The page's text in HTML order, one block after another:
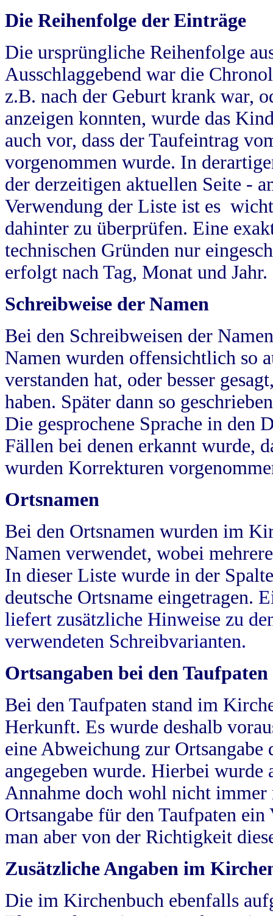
Die Reihenfolge der Einträge
Die ursprüngliche Reihenfolge
Ausschlaggebend war die
z.B. nach der Geburt krank war,
anzeigen konnten, wurde das
auch vor, dass der Taufeintrag
vorgenommen wurde. In
der derzeitigen aktuellen Seite -
Verwendung der Liste ist es
dahinter zu überprüfen. Eine
technischen Gründen nur
erfolgt nach Tag, Monat und Jahr.
Schreibweise der Namen
Bei den Schreibweisen der
Namen wurden offensichtlich so
verstanden hat, oder besser
haben. Später dann so
Die gesprochene Sprache in
Fällen bei denen erkannt wurde,
wurden Korrekturen
Ortsnamen
Bei den Ortsnamen wurden im
Namen verwendet, wobei
In dieser Liste wurde in der
deutsche Ortsname eingetragen.
liefert zusätzliche Hinweise zu
verwendeten Schreibvarianten.
Ortsangaben bei den Taufpaten
Bei den Taufpaten stand im
Herkunft. Es wurde deshalb
eine Abweichung zur
angegeben wurde. Hierbei wurde
Annahme doch wohl nicht
Ortsangabe für den Taufpaten
man aber von der Richtigkeit
Zusätzliche Angaben im
Die im Kirchenbuch ebenfalls